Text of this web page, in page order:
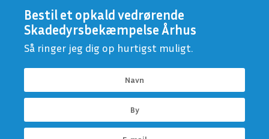
Bestil et opkald vedrørende
Skadedyrsbekæmpelse Århus
Så ringer jeg dig op hurtigst muligt.